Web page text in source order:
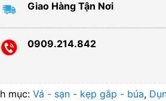
Giao Hàng Tận Nơi
0909.214.842
mục:Vá - sạn - kẹp gắp - búa,